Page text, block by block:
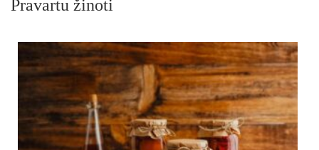
Pravartu žinoti